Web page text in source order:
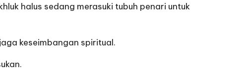
halus sedang merasuki tubuh penari untuk
keseimbangan spiritual.